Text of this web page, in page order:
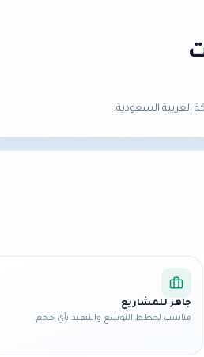
جاهز للمشاريع
مناسب لخطط التوسع والتنفيذ بأي حجم.